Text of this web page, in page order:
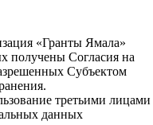
«Гранты Ямала»
получены Согласия на
Субъектом
третьими лицами
данных